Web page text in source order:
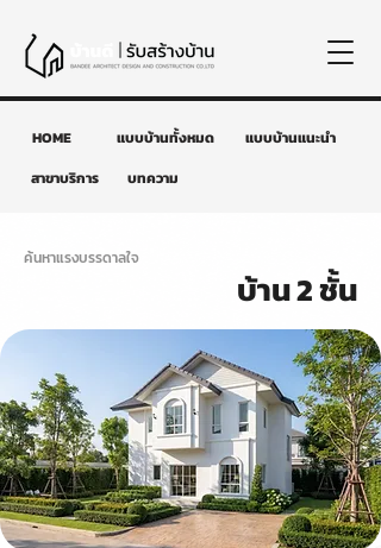
HOME แบบบ้านทั้งหมด
แบบบ้านแนะนำ
สาขาบริการ
บทความ
ค้นหาแรงบรรดาลใจ
บ้าน 2 ชั้น